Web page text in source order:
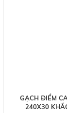
GẠCH ĐIỂM
240X30